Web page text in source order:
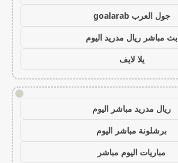
جول العرب goalarab
بث مباشر ريال مدريد اليوم
يلا لايف
!
ريال مدريد مباشر اليوم
برشلونة مباشر اليوم
مباريات اليوم مباشر